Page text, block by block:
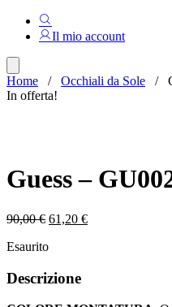
Il mio account
Home / Occhiali da Sole /
In offerta!
Guess –
90,00€ Il
originale
90,00 €.
61,20 €Il
Esaurito
Descrizione